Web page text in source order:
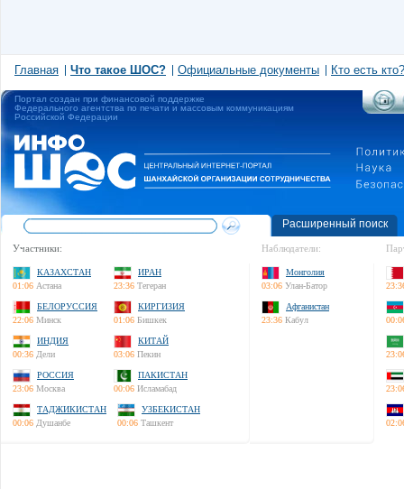
Главная Что такое ШОС? Официальные документы Кто есть кто?
Портал создан при финансовой поддержке
Федерального агентства по печати и массовым коммуникациям
Российской Федерации
Расширенный поиск
Участники:
КАЗАХСТАН
01:06 Астана
ИРАН
23:36 Тегеран
БЕЛОРУССИЯ
22:06 Минск
КИРГИЗИЯ
01:06 Бишкек
ИНДИЯ
00:36 Дели
КИТАЙ
03:06 Пекин
РОССИЯ
23:06 Москва
ПАКИСТАН
00:06 Исламабад
ТАДЖИКИСТАН
00:06 Душанбе
УЗБЕКИСТАН
00:06 Ташкент
Наблюдатели:
Монголия
03:06 Улан-Батор
Афганистан
23:36 Кабул